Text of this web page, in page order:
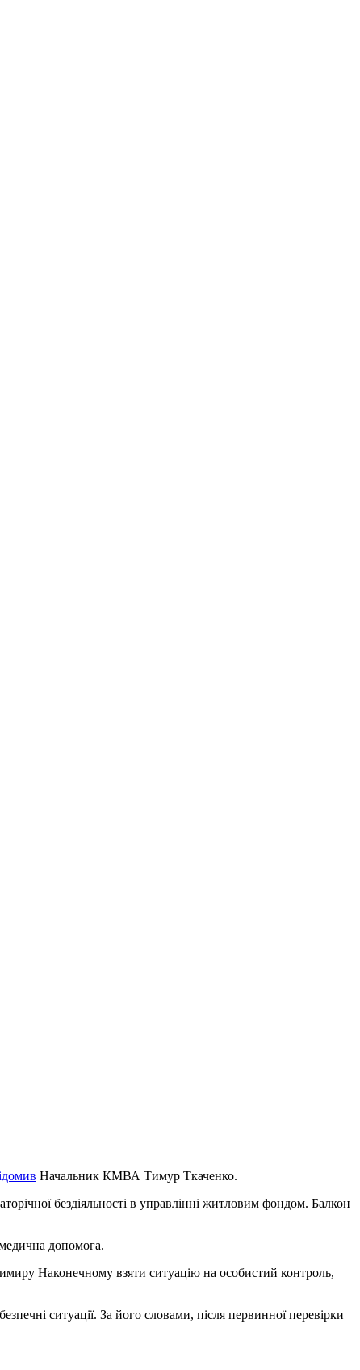
Начальник КМВА Тимур Ткаченко.
бездіяльності в управлінні житловим фондом. Балкон
допомога.
Наконечному взяти ситуацію на особистий контроль,
ситуації. За його словами, після первинної перевірки